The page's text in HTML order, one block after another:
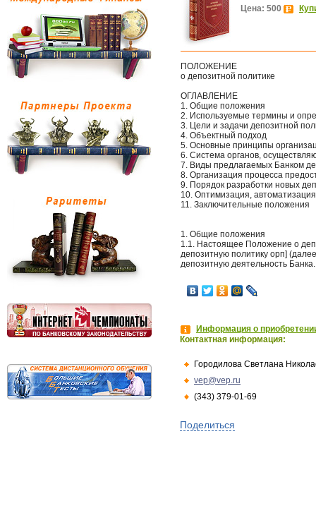
Цена: 500
ПОЛОЖЕНИЕ
о депозитной политике
ОГЛАВЛЕНИЕ
1. Общие положения
2. Используемые термины и
3. Цели и задачи депозитной
4. Объектный подход
5. Основные принципы
6. Система органов,
7. Виды предлагаемых Банком
8. Организация процесса
9. Порядок разработки новых
10. Оптимизация,
11. Заключительные положения
1. Общие положения
1.1. Настоящее Положение о
депозитную политику орп]
депозитную деятельность Банка.
Информация о
Контактная информация:
Городилова Светлана
vep@vep.ru
(343) 379-01-69
Поделиться